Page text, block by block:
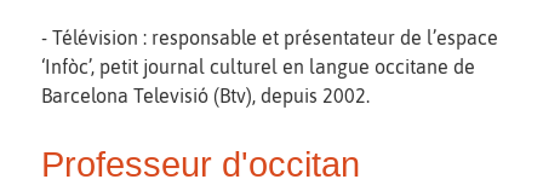
- Télévision : responsable et présentateur de l’espace
‘Infòc’, petit journal culturel en langue occitane de
Barcelona Televisió (Btv), depuis 2002.
Professeur d'occitan